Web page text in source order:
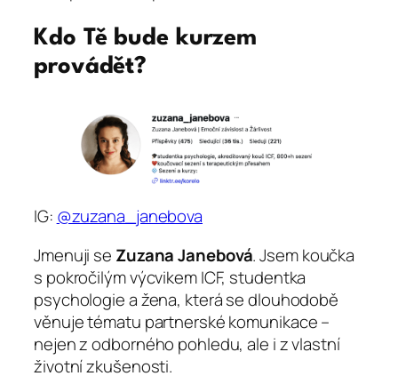
Kdo Tě bude kurzem
provádět?
IG: @zuzana_janebova
Jmenuji se Zuzana Janebová. Jsem koučka
s pokročilým výcvikem ICF, studentka
psychologie a žena, která se dlouhodobě
věnuje tématu partnerské komunikace –
nejen z odborného pohledu, ale i z vlastní
životní zkušenosti.